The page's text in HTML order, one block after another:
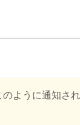
のように通知され